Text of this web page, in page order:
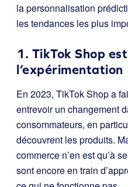
la personnalisation
les tendances les plus
1. TikTok Shop
l’expérimentation
En 2023, TikTok Shop a
entrevoir un changement
consommateurs, en
découvrent les produits.
commerce n’en est qu’à
sont encore en train